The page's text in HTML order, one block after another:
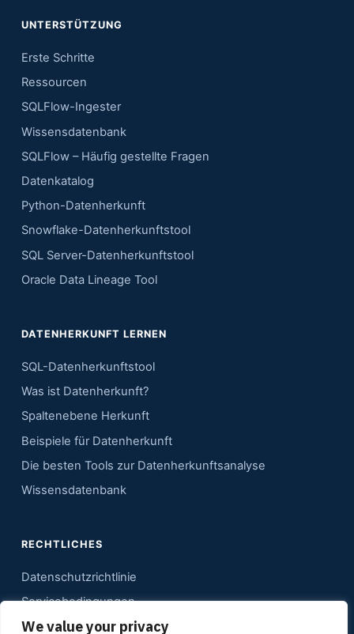
We value your privacy
UNTERSTÜTZUNG
Erste Schritte
Ressourcen
SQLFlow-Ingester
Wissensdatenbank
SQLFlow – Häufig gestellte Fragen
Datenkatalog
Python-Datenherkunft
Snowflake-Datenherkunftstool
SQL Server-Datenherkunftstool
Oracle Data Lineage Tool
DATENHERKUNFT LERNEN
SQL-Datenherkunftstool
Was ist Datenherkunft?
Spaltenebene Herkunft
Beispiele für Datenherkunft
Die besten Tools zur Datenherkunftsanalyse
Wissensdatenbank
RECHTLICHES
Datenschutzrichtlinie
Servicebedingungen
Kontakt